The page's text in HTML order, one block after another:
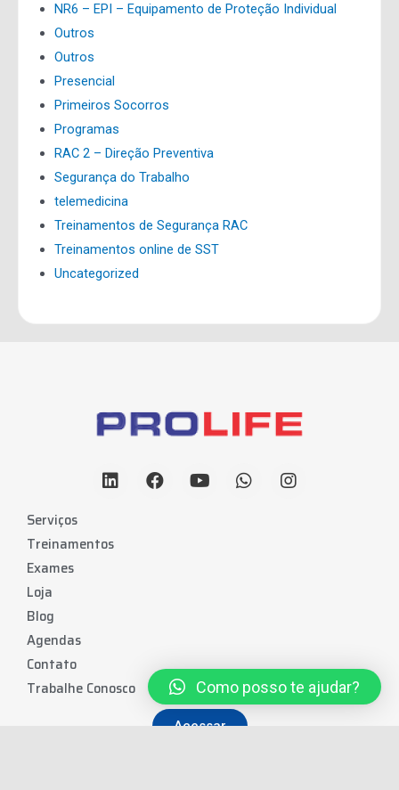
NR6 – EPI – Equipamento de Proteção Individual
Outros
Outros
Presencial
Primeiros Socorros
Programas
RAC 2 – Direção Preventiva
Segurança do Trabalho
telemedicina
Treinamentos de Segurança RAC
Treinamentos online de SST
Uncategorized
Serviços
Treinamentos
Exames
Loja
Blog
Agendas
Contato
Trabalhe Conosco
Acessar
Como posso te ajudar?